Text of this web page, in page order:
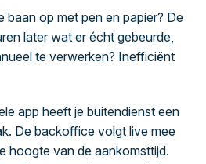
baan op met pen en papier? De
later wat er écht gebeurde,
te verwerken? Inefficiënt
app heeft je buitendienst een
De backoffice volgt live mee
hoogte van de aankomsttijd.